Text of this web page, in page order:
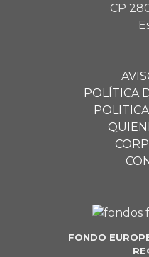
CP
POLÍTICA
FONDO